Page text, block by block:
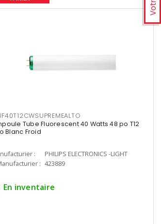
Tube Fluorescent 40 Watts 48 po T12
Blanc Froid
:
PHILIPS ELECTRONICS -LIGHT
: 423889
En inventaire